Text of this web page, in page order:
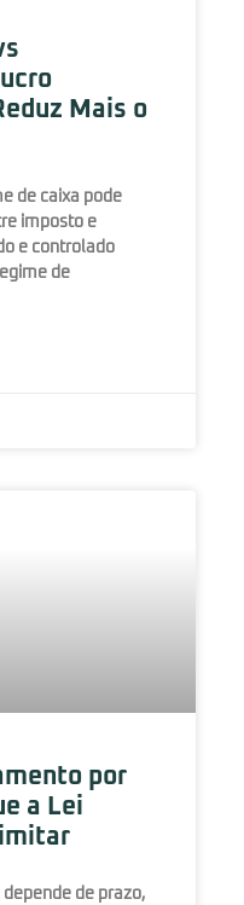
Mais o
de caixa pode
imposto e
e controlado
de
por
a Lei
de prazo,